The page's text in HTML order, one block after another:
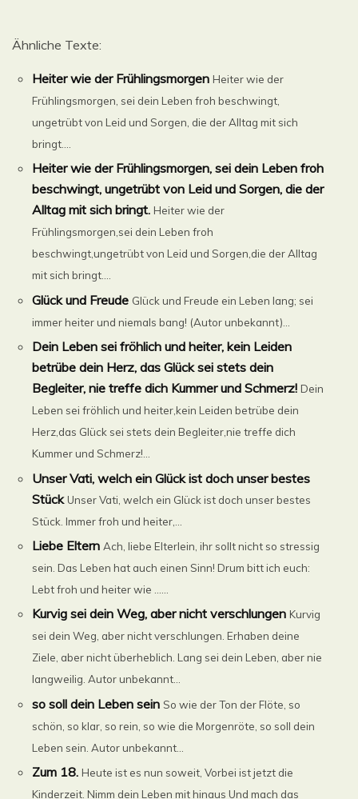
Ähnliche Texte:
Heiter wie der Frühlingsmorgen Heiter wie der
Frühlingsmorgen, sei dein Leben froh beschwingt,
ungetrübt von Leid und Sorgen, die der Alltag mit sich
bringt....
Heiter wie der Frühlingsmorgen, sei dein Leben froh
beschwingt, ungetrübt von Leid und Sorgen, die der
Alltag mit sich bringt. Heiter wie der
Frühlingsmorgen,sei dein Leben froh
beschwingt,ungetrübt von Leid und Sorgen,die der Alltag
mit sich bringt....
Glück und Freude Glück und Freude ein Leben lang; sei
immer heiter und niemals bang! (Autor unbekannt)...
Dein Leben sei fröhlich und heiter, kein Leiden
betrübe dein Herz, das Glück sei stets dein
Begleiter, nie treffe dich Kummer und Schmerz! Dein
Leben sei fröhlich und heiter,kein Leiden betrübe dein
Herz,das Glück sei stets dein Begleiter,nie treffe dich
Kummer und Schmerz!...
Unser Vati, welch ein Glück ist doch unser bestes
Stück Unser Vati, welch ein Glück ist doch unser bestes
Stück. Immer froh und heiter,...
Liebe Eltern Ach, liebe Elterlein, ihr sollt nicht so stressig
sein. Das Leben hat auch einen Sinn! Drum bitt ich euch:
Lebt froh und heiter wie ......
Kurvig sei dein Weg, aber nicht verschlungen Kurvig
sei dein Weg, aber nicht verschlungen. Erhaben deine
Ziele, aber nicht überheblich. Lang sei dein Leben, aber nie
langweilig. Autor unbekannt...
so soll dein Leben sein So wie der Ton der Flöte, so
schön, so klar, so rein, so wie die Morgenröte, so soll dein
Leben sein. Autor unbekannt...
Zum 18. Heute ist es nun soweit, Vorbei ist jetzt die
Kinderzeit. Nimm dein Leben mit hinaus Und mach das